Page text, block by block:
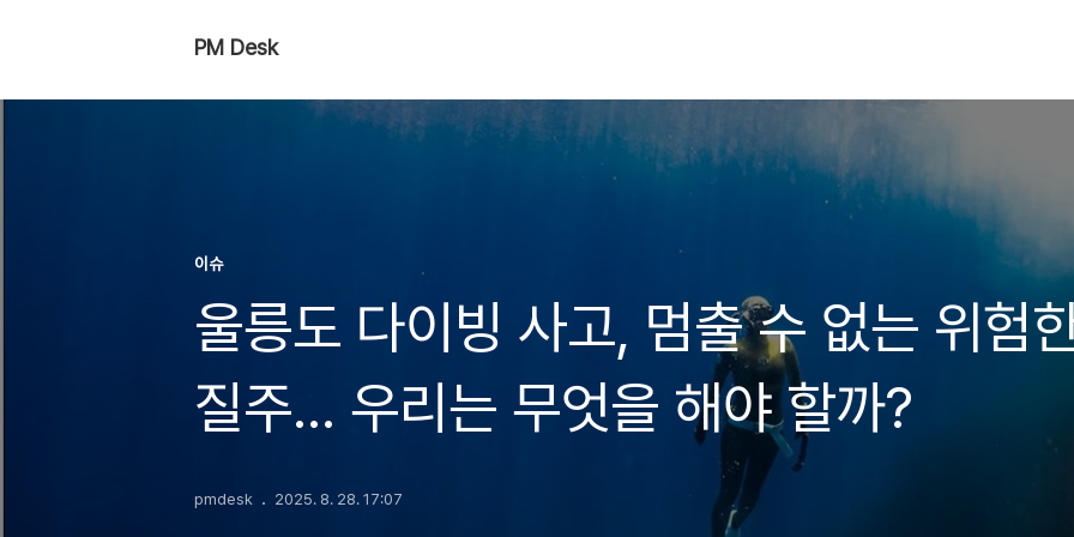
PM Desk
이슈
울릉도 다이빙 사고, 멈출 수 없는 위험
질주… 우리는 무엇을 해야 할까?
pmdesk 2025. 8. 28. 17:07